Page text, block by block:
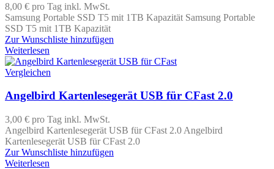
8,00 € pro Tag inkl. MwSt.
Samsung Portable SSD T5 mit 1TB Kapazität Samsung Portable
SSD T5 mit 1TB Kapazität
Zur Wunschliste hinzufügen
Weiterlesen
Vergleichen
Angelbird Kartenlesegerät USB für CFast 2.0
3,00 € pro Tag inkl. MwSt.
Angelbird Kartenlesegerät USB für CFast 2.0 Angelbird
Kartenlesegerät USB für CFast 2.0
Zur Wunschliste hinzufügen
Weiterlesen